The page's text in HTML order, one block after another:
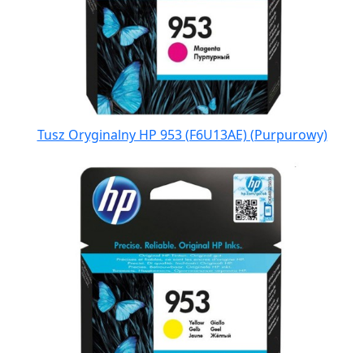
Tusz Oryginalny HP 953 (F6U13AE) (Purpurowy)